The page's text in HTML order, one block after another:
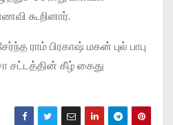
கூறினார்.
ராம் பிரகாஷ் மகன் புல் பாபு
சட்டத்தின் கீழ் கைது